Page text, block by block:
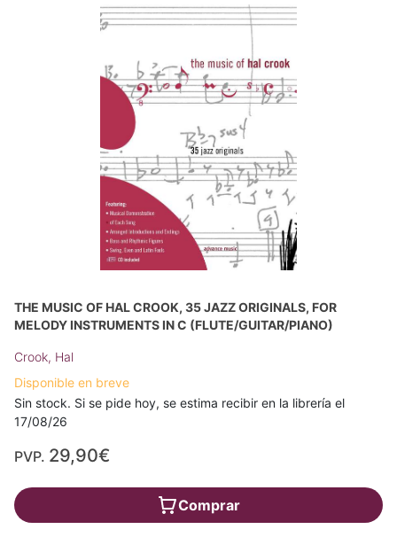
THE MUSIC OF HAL CROOK, 35 JAZZ ORIGINALS, FOR
MELODY INSTRUMENTS IN C (FLUTE/GUITAR/PIANO)
Crook, Hal
Disponible en breve
Sin stock. Si se pide hoy, se estima recibir en la librería el
17/08/26
PVP. 29,90€
Comprar